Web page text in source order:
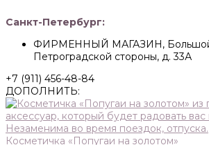
Санкт-Петербург:
ФИРМЕННЫЙ МАГАЗИН, Большой
Петроградской стороны, д. 33А
+7 (911) 456-48-84
ДОПОЛНИТЬ:
Косметичка «Попугаи на золотом»